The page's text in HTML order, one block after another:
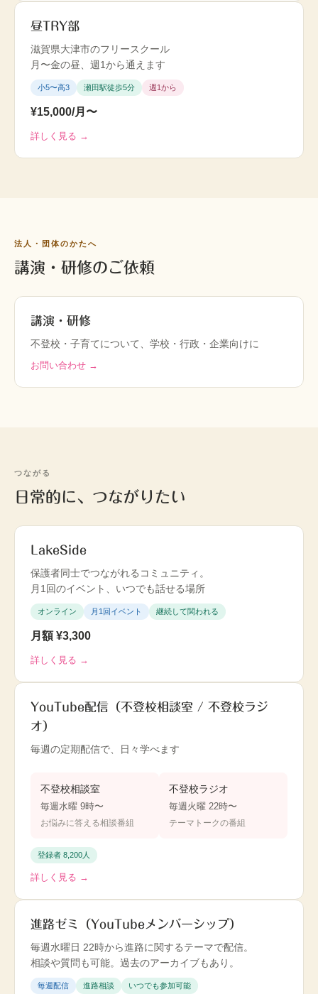
昼TRY部
滋賀県大津市のフリースクール
月〜金の昼、週1から通えます
小5〜高3 瀬田駅徒歩5分 週1から
¥15,000/月〜
詳しく見る →
法人・団体のかたへ
講演・研修のご依頼
講演・研修
不登校・子育てについて、学校・行政・企業向けに
お問い合わせ →
つながる
日常的に、つながりたい
LakeSide
保護者同士でつながれるコミュニティ。
月1回のイベント、いつでも話せる場所
オンライン 月1回イベント 継続して関われる
月額 ¥3,300
詳しく見る →
YouTube配信（不登校相談室 / 不登校ラジ
オ）
毎週の定期配信で、日々学べます
不登校相談室
毎週水曜 9時〜
お悩みに答える相談番組
不登校ラジオ
毎週火曜 22時〜
テーマトークの番組
登録者 8,200人
詳しく見る →
進路ゼミ（YouTubeメンバーシップ）
毎週水曜日 22時から進路に関するテーマで配信。
相談や質問も可能。過去のアーカイブもあり。
毎週配信 進路相談 いつでも参加可能